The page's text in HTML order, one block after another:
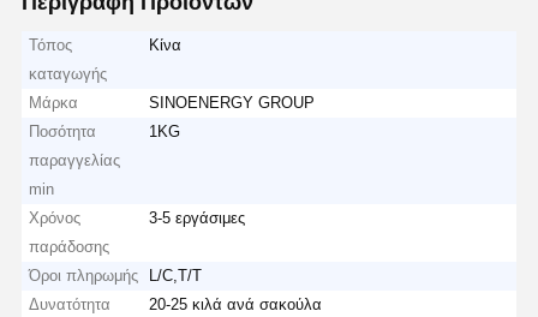
Τόπος
καταγωγής
Κίνα
Μάρκα
SINOENERGY GROUP
Ποσότητα
παραγγελίας
min
1KG
Χρόνος
παράδοσης
3-5 εργάσιμες
Όροι πληρωμής
L/C,T/T
Δυνατότητα
20-25 κιλά ανά σακούλα